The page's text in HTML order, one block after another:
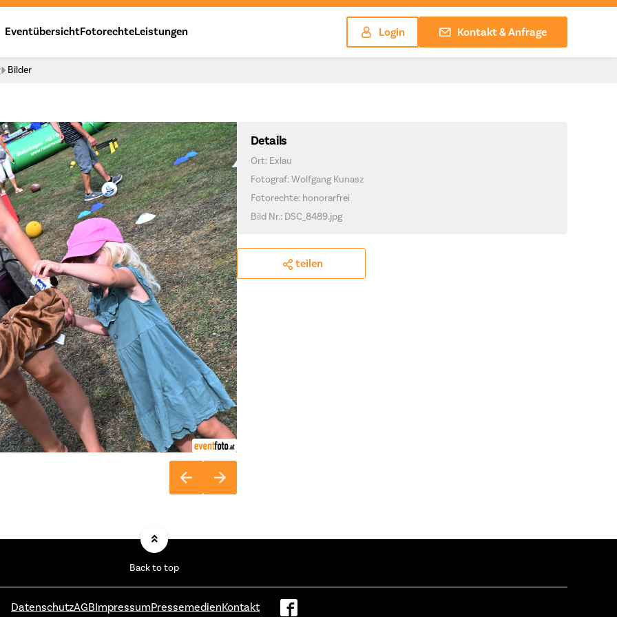
EventübersichtFotorechteLeistungen Login Kontakt & Anfrage
Bilder
Details
Ort: Exlau
Fotograf: Wolfgang Kunasz
Fotorechte: honorarfrei
Bild Nr.: DSC_8489.jpg
teilen
Back to top
DatenschutzAGBImpressumPressemedienKontakt